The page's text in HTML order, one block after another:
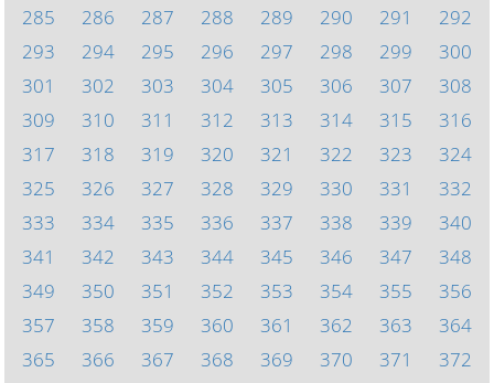
285
286 287 288 289 290 291
292
293
294 295 296 297 298 299
300
301
302 303 304 305 306 307
308
309
310 311 312 313 314 315
316
317
318 319 320 321 322 323
324
325
326 327 328 329 330 331
332
333
334 335 336 337 338 339
340
341
342 343 344 345 346 347
348
349
350 351 352 353 354 355
356
357
358 359 360 361 362 363
364
365
366 367 368 369 370 371
372